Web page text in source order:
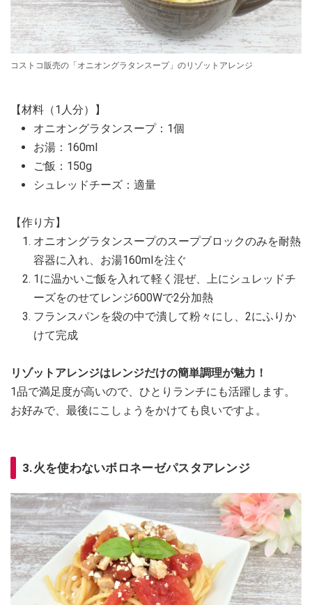
コストコ販売の「オニオングラタンスープ」のリゾットアレンジ
【材料（1人分）】
オニオングラタンスープ：1個
お湯：160ml
ご飯：150g
シュレッドチーズ：適量
【作り方】
オニオングラタンスープのスープブロックのみを耐熱
容器に入れ、お湯160mlを注ぐ
1に温かいご飯を入れて軽く混ぜ、上にシュレッドチ
ーズをのせてレンジ600Wで2分加熱
フランスパンを袋の中で潰して粉々にし、2にふりか
けて完成
リゾットアレンジはレンジだけの簡単調理が魅力！
1品で満足度が高いので、ひとりランチにも活躍します。
お好みで、最後にこしょうをかけても良いですよ。
3.火を使わないボロネーゼパスタアレンジ